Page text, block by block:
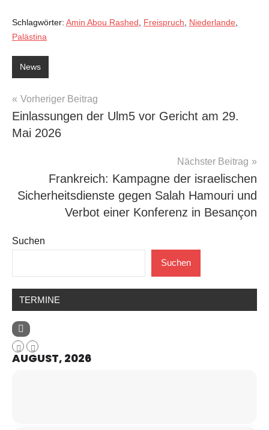
Schlagwörter: Amin Abou Rashed Freispruch Niederlande
Palästina
News
Beitragsnavigation
Vorheriger Beitrag
Einlassungen der Ulm5 vor Gericht am 29.
Mai 2026
Nächster Beitrag
Frankreich: Kampagne der israelischen
Sicherheitsdienste gegen Salah Hamouri und
Verbot einer Konferenz in Besançon
Suchen
Suchen
TERMINE
AUGUST, 2026